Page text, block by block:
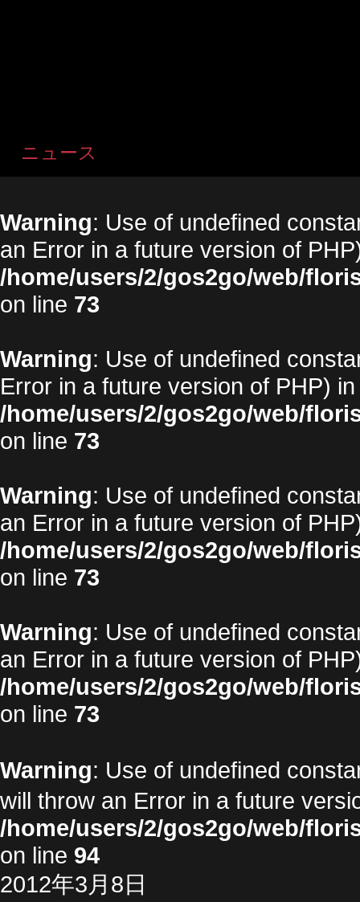
ニュース
Warning: Use of undefined
an Error in a future version of
/home/users/2/gos2go/web/
on line 73
Warning: Use of undefined
Error in a future version of PHP) in
/home/users/2/gos2go/web/
on line 73
Warning: Use of undefined
an Error in a future version of
/home/users/2/gos2go/web/
on line 73
Warning: Use of undefined
an Error in a future version of
/home/users/2/gos2go/web/
on line 73
Warning: Use of undefined
will throw an Error in a future
/home/users/2/gos2go/web/
on line 94
2012年3月8日